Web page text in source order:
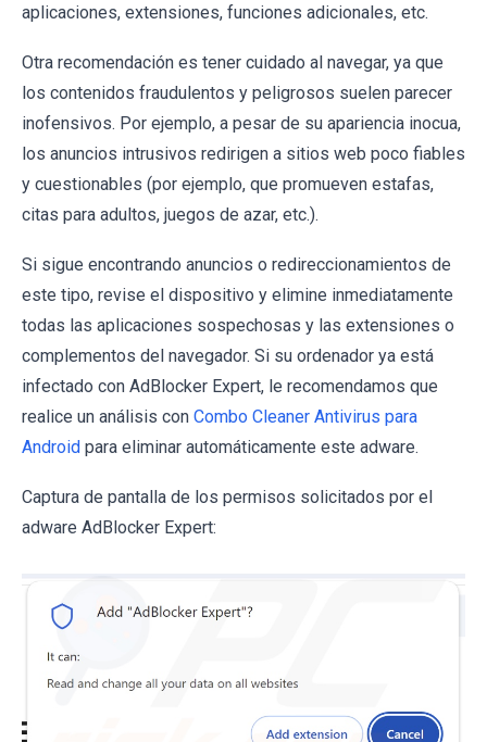
aplicaciones, extensiones, funciones adicionales, etc.
Otra recomendación es tener cuidado al navegar, ya que
los contenidos fraudulentos y peligrosos suelen parecer
inofensivos. Por ejemplo, a pesar de su apariencia inocua,
los anuncios intrusivos redirigen a sitios web poco fiables
y cuestionables (por ejemplo, que promueven estafas,
citas para adultos, juegos de azar, etc.).
Si sigue encontrando anuncios o redireccionamientos de
este tipo, revise el dispositivo y elimine inmediatamente
todas las aplicaciones sospechosas y las extensiones o
complementos del navegador. Si su ordenador ya está
infectado con AdBlocker Expert, le recomendamos que
realice un análisis con Combo Cleaner Antivirus para
Android para eliminar automáticamente este adware.
Captura de pantalla de los permisos solicitados por el
adware AdBlocker Expert: